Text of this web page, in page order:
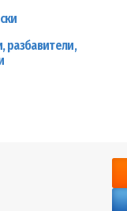
разбавители,